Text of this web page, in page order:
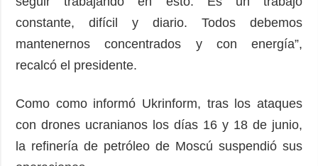
constante, difícil y diario. Todos debemos
mantenernos concentrados y con energía”,
recalcó el presidente.
Como como informó Ukrinform, tras los ataques
con drones ucranianos los días 16 y 18 de junio,
la refinería de petróleo de Moscú suspendió sus